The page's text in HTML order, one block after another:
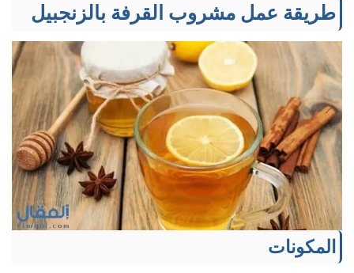
طريقة عمل مشروب القرفة بالزنجبيل
المكونات